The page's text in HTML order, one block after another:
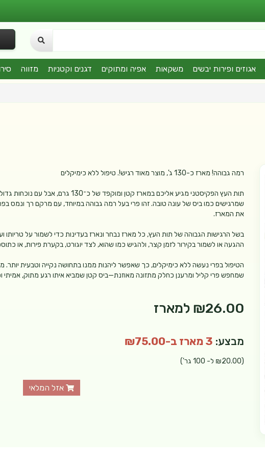
אגוזים ופירות יבשים משקאות אפיה ומתוקים דגנים וקטניות מזווה
רמה גבוהה! מארז כ-130 ג', מוצר מאוד רגיש!. טיפול ללא כימיקלים
תות העץ הפקיסטני מגיע אליכם במארז קטן
שמרגישים כמו ביס של עונה טובה. זהו פרי בעל רמה גבוהה במיוחד, עם מרקם רך ונמס
את המארז.
בשל הרגישות הגבוהה של תות העץ, כל מארז נבחר ונארז בעדינות כדי לשמור על טריותו
ההגעה או לשמור בקירור לזמן קצר, ולהגיש כמו שהוא, לצד יוגורט, בקערת פירות, או
הטיפול בפרי נעשה ללא כימיקלים, כך שאפשר ליהנות ממנו בתחושה נקייה וטבעית
שמחפש פרי קליל ומרענן כחלק מתזונה מאוזנת—ביס קטן שמביא איתו רגע מתוק, אמיתי
₪26.00 למארז
מבצע: 3 מארז ב-₪75.00
(₪20.00 ל- 100 גר')
אזל המלאי